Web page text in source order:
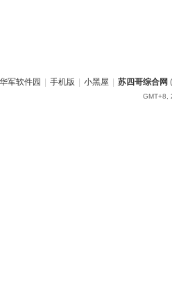
华军软件园 | 手机版 | 小黑屋 | 苏四哥综合网 (
GMT+8,